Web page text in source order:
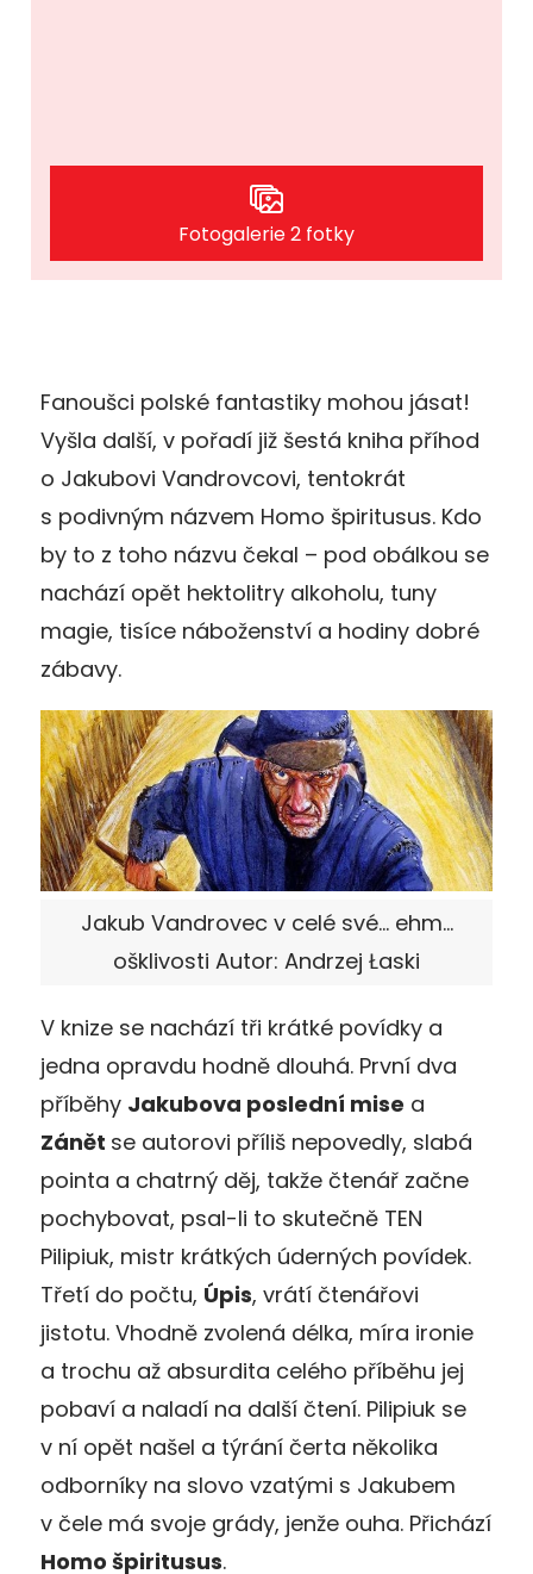
Fotogalerie 2 fotky
Fanoušci polské fantastiky mohou jásat!
Vyšla další, v pořadí již šestá kniha příhod
o Jakubovi Vandrovcovi, tentokrát
s podivným názvem Homo špiritusus. Kdo
by to z toho názvu čekal – pod obálkou se
nachází opět hektolitry alkoholu, tuny
magie, tisíce náboženství a hodiny dobré
zábavy.
Jakub Vandrovec v celé své… ehm…
ošklivosti Autor: Andrzej Łaski
V knize se nachází tři krátké povídky a
jedna opravdu hodně dlouhá. První dva
příběhy Jakubova poslední mise a
Zánět se autorovi příliš nepovedly, slabá
pointa a chatrný děj, takže čtenář začne
pochybovat, psal-li to skutečně TEN
Pilipiuk, mistr krátkých úderných povídek.
Třetí do počtu, Úpis, vrátí čtenářovi
jistotu. Vhodně zvolená délka, míra ironie
a trochu až absurdita celého příběhu jej
pobaví a naladí na další čtení. Pilipiuk se
v ní opět našel a týrání čerta několika
odborníky na slovo vzatými s Jakubem
v čele má svoje grády, jenže ouha. Přichází
Homo špiritusus.